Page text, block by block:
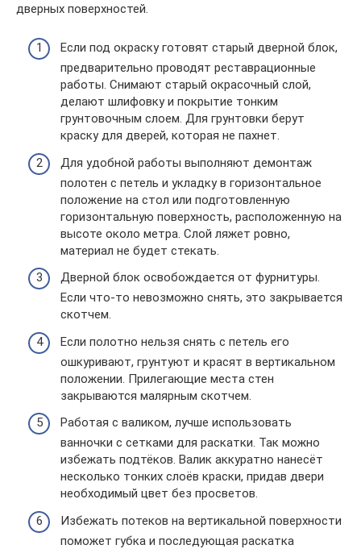
дверных поверхностей.
Если под окраску готовят старый дверной блок,
предварительно проводят реставрационные
работы. Снимают старый окрасочный слой,
делают шлифовку и покрытие тонким
грунтовочным слоем. Для грунтовки берут
краску для дверей, которая не пахнет.
Для удобной работы выполняют демонтаж
полотен с петель и укладку в горизонтальное
положение на стол или подготовленную
горизонтальную поверхность, расположенную на
высоте около метра. Слой ляжет ровно,
материал не будет стекать.
Дверной блок освобождается от фурнитуры.
Если что-то невозможно снять, это закрывается
скотчем.
Если полотно нельзя снять с петель его
ошкуривают, грунтуют и красят в вертикальном
положении. Прилегающие места стен
закрываются малярным скотчем.
Работая с валиком, лучше использовать
ванночки с сетками для раскатки. Так можно
избежать подтёков. Валик аккуратно нанесёт
несколько тонких слоёв краски, придав двери
необходимый цвет без просветов.
Избежать потеков на вертикальной поверхности
поможет губка и последующая раскатка